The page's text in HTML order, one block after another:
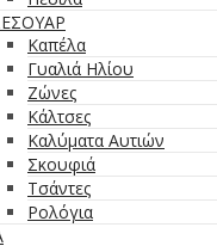
Καπέλα
Γυαλιά Ηλίου
Ζώνες
Κάλτσες
Καλύματα Αυτιών
Σκουφιά
Τσάντες
Ρολόγια